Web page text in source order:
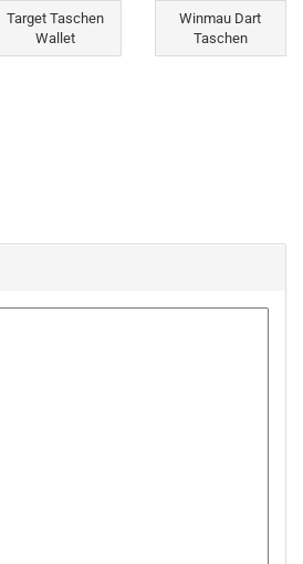
Target Taschen
Wallet
Winmau Dart
Taschen